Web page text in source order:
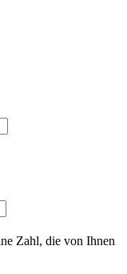
Zahl, die von Ihnen